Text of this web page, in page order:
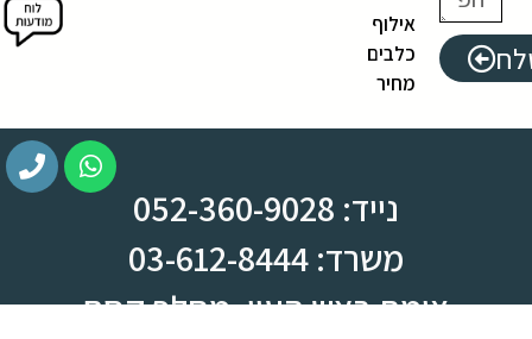
אילוף
כלבים
מחיר
נייד: 052-360-9028
משרד: 03-612-8444
צומת ראש העין, מחלף קסם